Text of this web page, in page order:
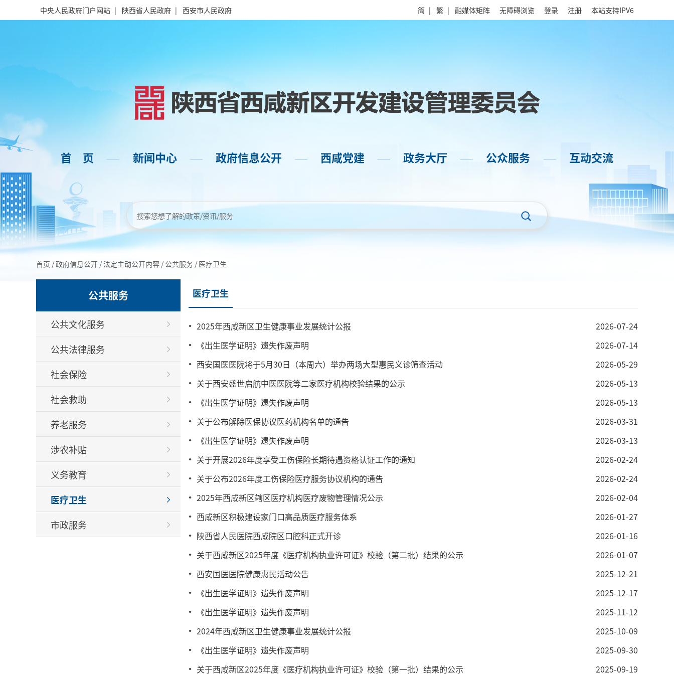
中央人民政府门户网站 | 陕西省人民政府 | 西安市人民政府 简 | 繁 | 融媒体矩阵 无障碍浏览 登录 注册 本站支持IPV6
首 页 —— 新闻中心 —— 政府信息公开 —— 西咸党建 —— 政务大厅 —— 公众服务 —— 互动交流
首页 /政府信息公开 / 法定主动公开内容 / 公共服务 / 医疗卫生
公共服务
公共文化服务
公共法律服务
社会保险
社会救助
养老服务
涉农补贴
义务教育
医疗卫生
市政服务
医疗卫生
2026-07-24
2025年西咸新区卫生健康事业发展统计公报
2026-07-14
《出生医学证明》遗失作废声明
2026-05-29
西安国医医院将于5月30日（本周六）举办两场大型惠民义诊筛查活动
2026-05-13
关于西安盛世启航中医医院等二家医疗机构校验结果的公示
2026-05-13
《出生医学证明》遗失作废声明
2026-03-31
关于公布解除医保协议医药机构名单的通告
2026-03-13
《出生医学证明》遗失作废声明
2026-02-24
关于开展2026年度享受工伤保险长期待遇资格认证工作的通知
2026-02-24
关于公布2026年度工伤保险医疗服务协议机构的通告
2026-02-04
2025年西咸新区辖区医疗机构医疗废物管理情况公示
2026-01-27
西咸新区积极建设家门口高品质医疗服务体系
2026-01-16
陕西省人民医院西咸院区口腔科正式开诊
2026-01-07
​关于西咸新区2025年度《医疗机构执业许可证》校验（第二批）结果的公示
2025-12-21
西安国医医院健康惠民活动公告
2025-12-17
《出生医学证明》遗失作废声明
2025-11-12
《出生医学证明》遗失作废声明
2025-10-09
2024年西咸新区卫生健康事业发展统计公报
2025-09-30
《出生医学证明》遗失作废声明
2025-09-19
关于西咸新区2025年度《医疗机构执业许可证》校验（第一批）结果的公示